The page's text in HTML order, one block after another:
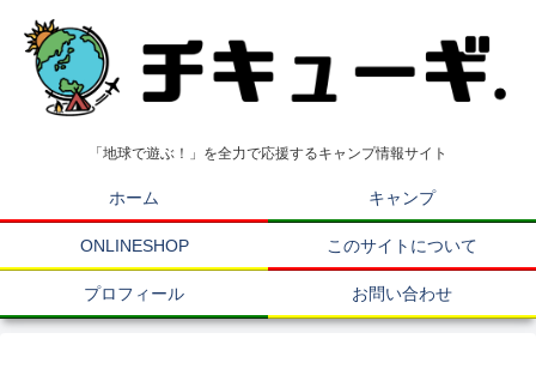
「地球で遊ぶ！」を全力で応援するキャンプ情報サイト
ホーム キャンプ
ONLINESHOP このサイトについて
プロフィール お問い合わせ